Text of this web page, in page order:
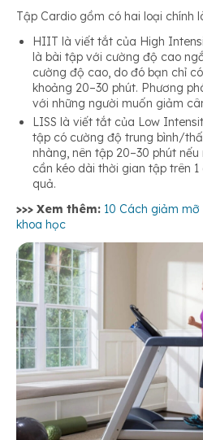
Tập Cardio gồm có hai loại chính
HIIT là viết tắt của High
là bài tập với cường độ cao
cường độ cao, do đó bạn chỉ
khoảng 20–30 phút. Phương
với những người muốn giảm
LISS là viết tắt của Low
tập có cường độ trung bình/
nhàng, nên tập 20–30 phút
cần kéo dài thời gian tập trên
quả.
>>> Xem thêm: 10 Cách giảm
khoa học